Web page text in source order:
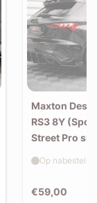
Maxton
RS3 8Y
Street Pro
€59,00
Op